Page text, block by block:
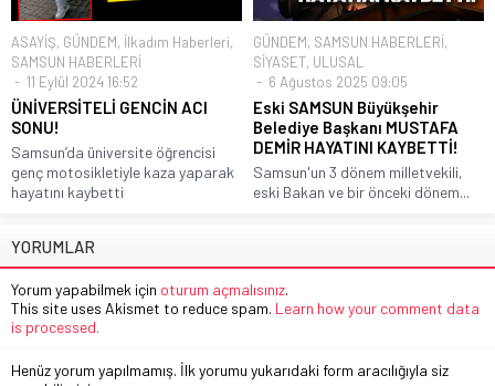
ASAYİŞ, GÜNDEM, İlkadım Haberleri,
SAMSUN HABERLERİ
11 Eylül 2024 16:52
ÜNİVERSİTELİ GENCİN ACI
SONU!
Samsun’da üniversite öğrencisi
genç motosikletiyle kaza yaparak
hayatını kaybetti
GÜNDEM, SAMSUN HABERLERİ,
SİYASET, ULUSAL
6 Ağustos 2025 09:05
Eski SAMSUN Büyükşehir
Belediye Başkanı MUSTAFA
DEMİR HAYATINI KAYBETTİ!
Samsun'un 3 dönem milletvekili,
eski Bakan ve bir önceki dönem...
YORUMLAR
Yorum yapabilmek için oturum açmalısınız.
This site uses Akismet to reduce spam. Learn how your comment data
is processed.
Henüz yorum yapılmamış. İlk yorumu yukarıdaki form aracılığıyla siz